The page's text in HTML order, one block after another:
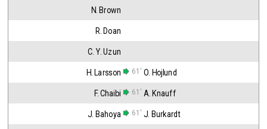
N. Brown
R. Doan
C. Y. Uzun
H. Larsson 61' O. Hojlund
F. Chaibi 61' A. Knauff
J. Bahoya 61' J. Burkardt